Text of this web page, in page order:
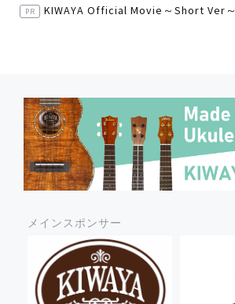
PR KIWAYA Official Movie～Short Ver～
メインスポンサー